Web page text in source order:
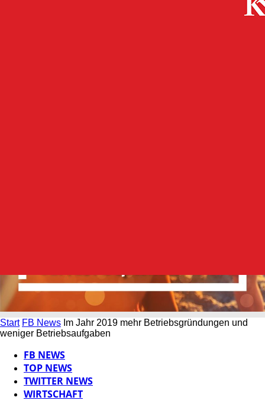
Start FB News Im Jahr 2019 mehr Betriebsgründungen und
weniger Betriebsaufgaben
FB NEWS
TOP NEWS
TWITTER NEWS
WIRTSCHAFT